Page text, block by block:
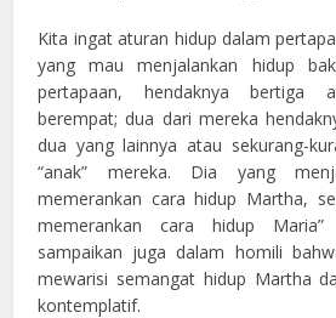
Kita ingat aturan hidup dalam
yang mau menjalankan hidup
pertapaan, hendaknya bertiga
berempat; dua dari mereka
dua yang lainnya atau sekurang-
“anak” mereka. Dia yang
memerankan cara hidup Martha,
memerankan cara hidup
sampaikan juga dalam homili
mewarisi semangat hidup Martha
kontemplatif.